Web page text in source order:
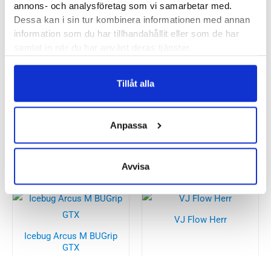
annons- och analysföretag som vi samarbetar med.
Dessa kan i sin tur kombinera informationen med annan
information som du har tillhandahållit eller som de har
Tillåt alla
Anpassa
Avvisa
Butiker:Stockholm Hornstull,Stockholm Odengatan ,
Stockholm Storgatan ,Stockholm Sickla,Umeå,Uppsala,
Icebug Arcus M BUGrip
GTX
VJ Flow Herr